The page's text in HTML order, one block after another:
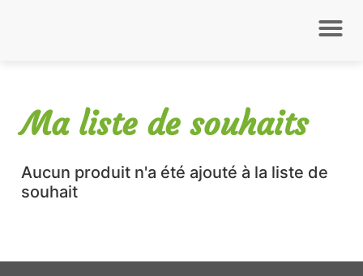
Ma liste de souhaits
Aucun produit n'a été ajouté à la liste de
souhait